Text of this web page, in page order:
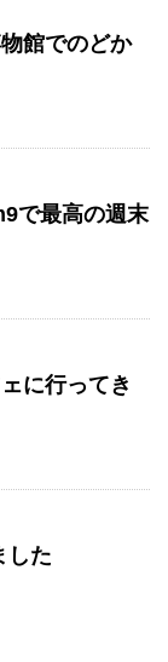
館でのどか
で最高の週末
に行ってき
した